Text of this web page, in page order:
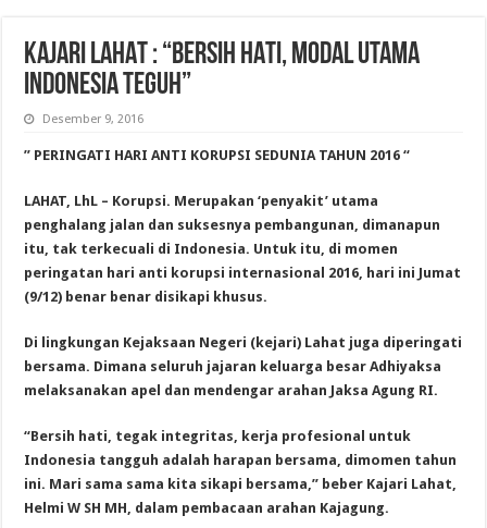
KAJARI LAHAT : “BERSIH HATI, MODAL UTAMA
INDONESIA TEGUH”
Desember 9, 2016
” PERINGATI HARI ANTI KORUPSI SEDUNIA TAHUN 2016 “
LAHAT, LhL – Korupsi. Merupakan ‘penyakit’ utama
penghalang jalan dan suksesnya pembangunan, dimanapun
itu, tak terkecuali di Indonesia. Untuk itu, di momen
peringatan hari anti korupsi internasional 2016, hari ini Jumat
(9/12) benar benar disikapi khusus.
Di lingkungan Kejaksaan Negeri (kejari) Lahat juga diperingati
bersama. Dimana seluruh jajaran keluarga besar Adhiyaksa
melaksanakan apel dan mendengar arahan Jaksa Agung RI.
“Bersih hati, tegak integritas, kerja profesional untuk
Indonesia tangguh adalah harapan bersama, dimomen tahun
ini. Mari sama sama kita sikapi bersama,” beber Kajari Lahat,
Helmi W SH MH, dalam pembacaan arahan Kajagung.